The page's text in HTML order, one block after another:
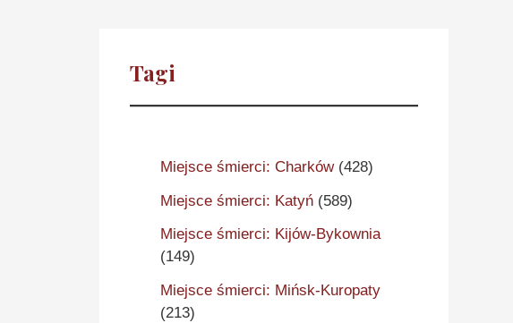
Tagi
Miejsce śmierci: Charków(428)
Miejsce śmierci: Katyń (589)
Miejsce śmierci: Kijów-Bykownia
(149)
Miejsce śmierci: Mińsk-Kuropaty
(213)